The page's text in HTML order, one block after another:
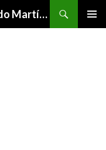
Cogito ergo escribo por Fernando Martínez Serrano